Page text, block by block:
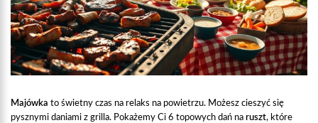
Majówka to świetny czas na relaks na powietrzu. Możesz cieszyć się
pysznymi daniami z grilla. Pokażemy Ci 6 topowych dań na ruszt, które